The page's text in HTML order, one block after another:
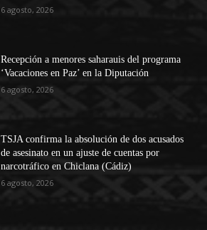
6 agosto, 2026
Recepción a menores saharauis del programa
‘Vacaciones en Paz’ en la Diputación
6 agosto, 2026
TSJA confirma la absolución de dos acusados
de asesinato en un ajuste de cuentas por
narcotráfico en Chiclana (Cádiz)
6 agosto, 2026